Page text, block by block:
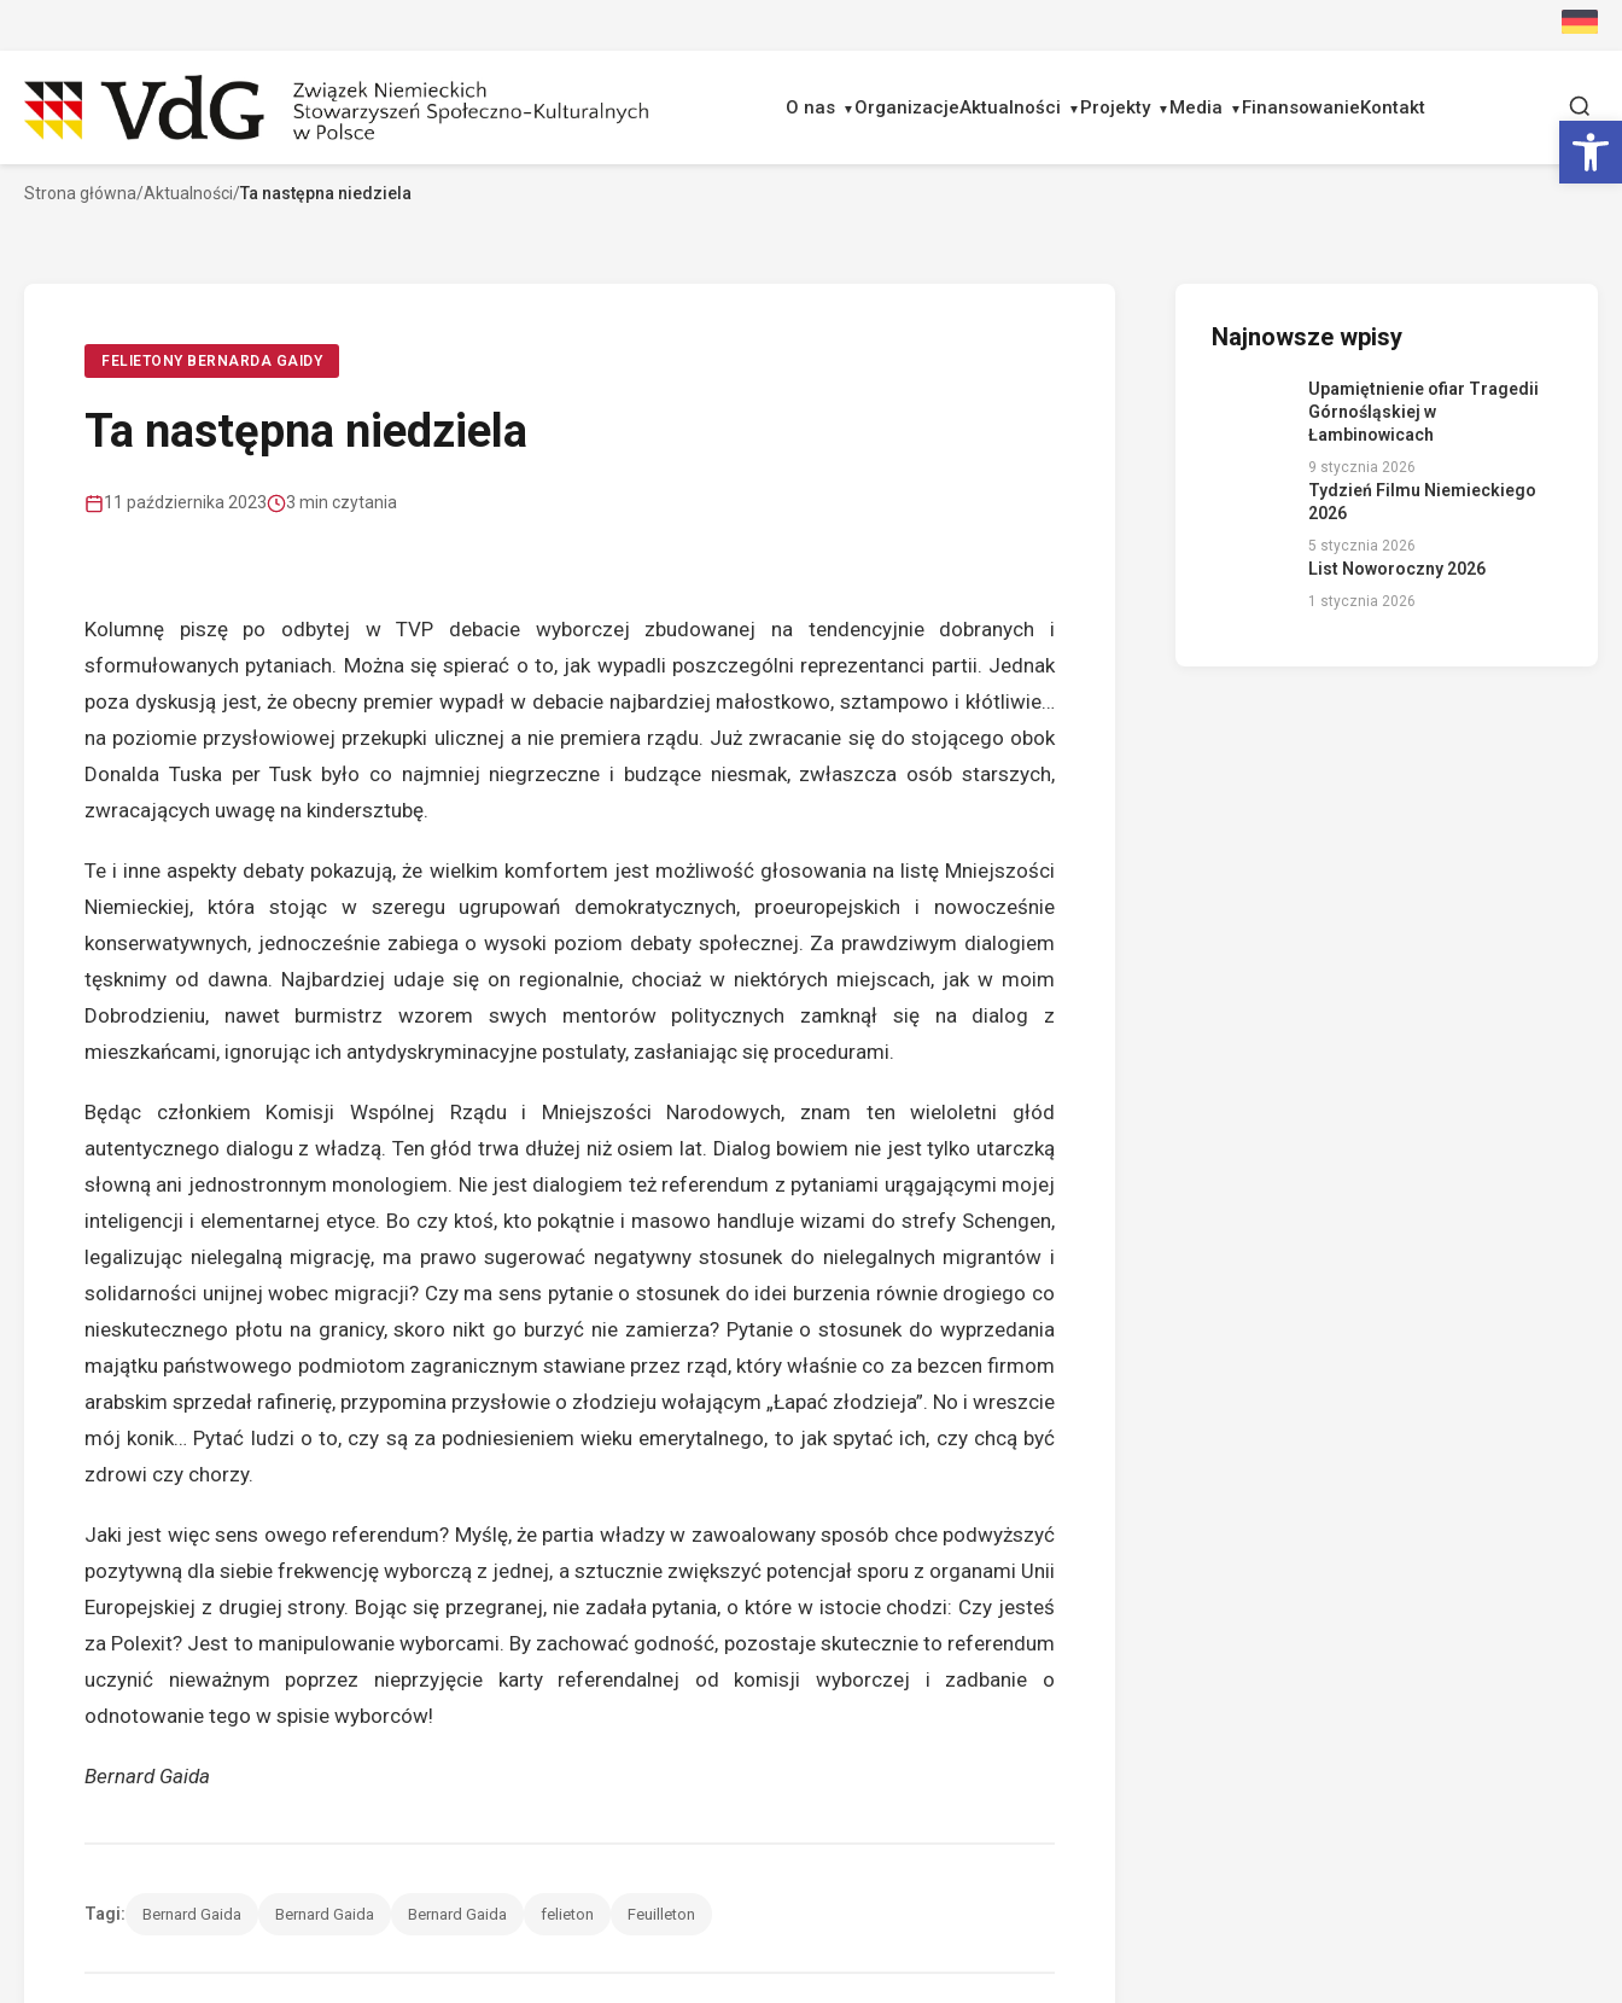
O nas OrganizacjeAktualności Projekty Media FinansowanieKontakt
Szukaj
Strona główna/Aktualności/Ta następna niedziela
FELIETONY BERNARDA GAIDY
Ta następna niedziela
11 października 2023 3 min czytania
Kolumnę piszę po odbytej w TVP debacie wyborczej zbudowanej na tendencyjnie dobranych i
sformułowanych pytaniach. Można się spierać o to, jak wypadli poszczególni reprezentanci partii. Jednak
poza dyskusją jest, że obecny premier wypadł w debacie najbardziej małostkowo, sztampowo i kłótliwie…
na poziomie przysłowiowej przekupki ulicznej a nie premiera rządu. Już zwracanie się do stojącego obok
Donalda Tuska per Tusk było co najmniej niegrzeczne i budzące niesmak, zwłaszcza osób starszych,
zwracających uwagę na kindersztubę.
Te i inne aspekty debaty pokazują, że wielkim komfortem jest możliwość głosowania na listę Mniejszości
Niemieckiej, która stojąc w szeregu ugrupowań demokratycznych, proeuropejskich i nowocześnie
konserwatywnych, jednocześnie zabiega o wysoki poziom debaty społecznej. Za prawdziwym dialogiem
tęsknimy od dawna. Najbardziej udaje się on regionalnie, chociaż w niektórych miejscach, jak w moim
Dobrodzieniu, nawet burmistrz wzorem swych mentorów politycznych zamknął się na dialog z
mieszkańcami, ignorując ich antydyskryminacyjne postulaty, zasłaniając się procedurami.
Będąc członkiem Komisji Wspólnej Rządu i Mniejszości Narodowych, znam ten wieloletni głód
autentycznego dialogu z władzą. Ten głód trwa dłużej niż osiem lat. Dialog bowiem nie jest tylko utarczką
słowną ani jednostronnym monologiem. Nie jest dialogiem też referendum z pytaniami urągającymi mojej
inteligencji i elementarnej etyce. Bo czy ktoś, kto pokątnie i masowo handluje wizami do strefy Schengen,
legalizując nielegalną migrację, ma prawo sugerować negatywny stosunek do nielegalnych migrantów i
solidarności unijnej wobec migracji? Czy ma sens pytanie o stosunek do idei burzenia równie drogiego co
nieskutecznego płotu na granicy, skoro nikt go burzyć nie zamierza? Pytanie o stosunek do wyprzedania
majątku państwowego podmiotom zagranicznym stawiane przez rząd, który właśnie co za bezcen firmom
arabskim sprzedał rafinerię, przypomina przysłowie o złodzieju wołającym „Łapać złodzieja”. No i wreszcie
mój konik… Pytać ludzi o to, czy są za podniesieniem wieku emerytalnego, to jak spytać ich, czy chcą być
zdrowi czy chorzy.
Jaki jest więc sens owego referendum? Myślę, że partia władzy w zawoalowany sposób chce podwyższyć
pozytywną dla siebie frekwencję wyborczą z jednej, a sztucznie zwiększyć potencjał sporu z organami Unii
Europejskiej z drugiej strony. Bojąc się przegranej, nie zadała pytania, o które w istocie chodzi: Czy jesteś
za Polexit? Jest to manipulowanie wyborcami. By zachować godność, pozostaje skutecznie to referendum
uczynić nieważnym poprzez nieprzyjęcie karty referendalnej od komisji wyborczej i zadbanie o
odnotowanie tego w spisie wyborców!
Bernard Gaida
Tagi: Bernard Gaida Bernard Gaida Bernard Gaida felieton Feuilleton
Najnowsze wpisy
Upamiętnienie ofiar Tragedii
Górnośląskiej w
Łambinowicach
9 stycznia 2026
Tydzień Filmu Niemieckiego
2026
5 stycznia 2026
List Noworoczny 2026
1 stycznia 2026